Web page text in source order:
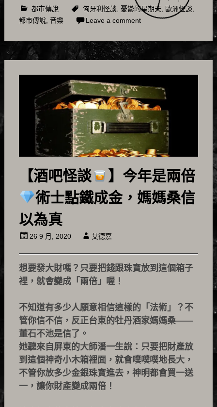
都市傳說 匈牙利怪談, 憂鬱的星期天, 歐洲怪談,
都市傳說, 音樂 Leave a comment
【酒吧怪談
】今年是兩倍
術士點鐵成金，媽媽桑信
以為真
26 9 月, 2020 艾德嘉
想要發大財嗎？只要把錢跟珠寶放到這個箱子
裡，就會變成「兩倍」喔！
不知道有多少人願意相信這樣的「法術」？不
管你信不信，反正台東的牡丹酒家媽媽桑——
董石不池是信了。
她聽來自屏東的大師潘一生說：只要把財產放
到這個神奇小木箱裡面，就會噗噗噗地長大，
不管你放多少金銀珠寶進去，神明都會買一送
一，讓你財產變成兩倍！